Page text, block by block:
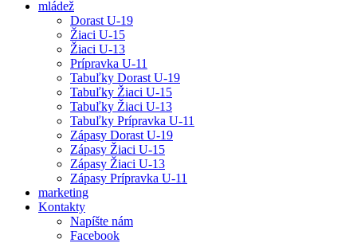
mládež
Dorast U-19
Žiaci U-15
Žiaci U-13
Prípravka U-11
Tabuľky Dorast U-19
Tabuľky Žiaci U-15
Tabuľky Žiaci U-13
Tabuľky Prípravka U-11
Zápasy Dorast U-19
Zápasy Žiaci U-15
Zápasy Žiaci U-13
Zápasy Prípravka U-11
marketing
Kontakty
Napíšte nám
Facebook